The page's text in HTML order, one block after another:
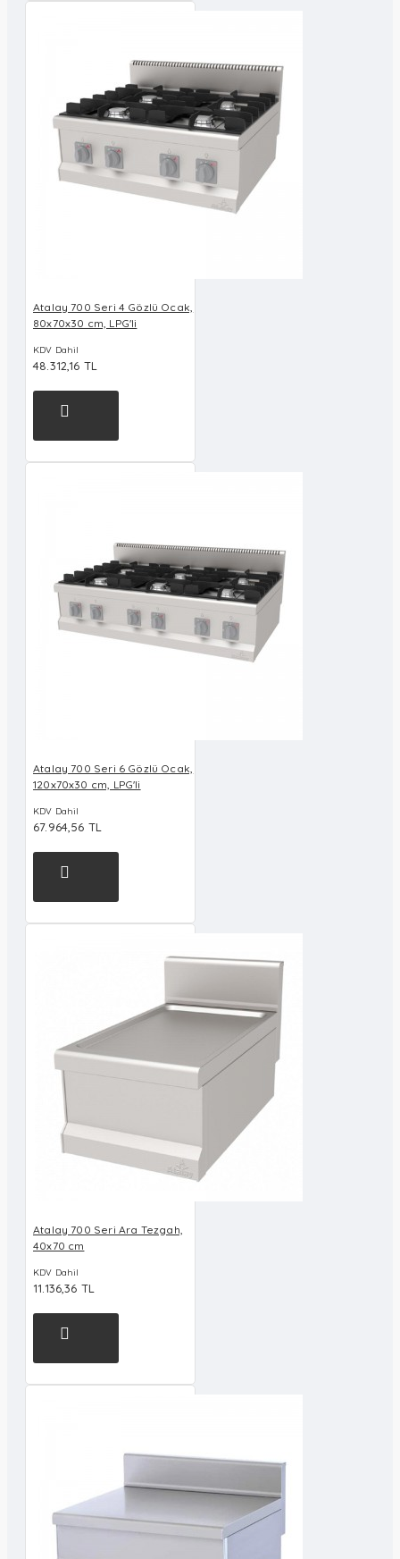
Atalay 700 Seri 4 Gözlü Ocak,
80x70x30 cm, LPG'li
KDV Dahil
48.312,16 TL
Atalay 700 Seri 6 Gözlü Ocak,
120x70x30 cm, LPG'li
KDV Dahil
67.964,56 TL
Atalay 700 Seri Ara Tezgah,
40x70 cm
KDV Dahil
11.136,36 TL